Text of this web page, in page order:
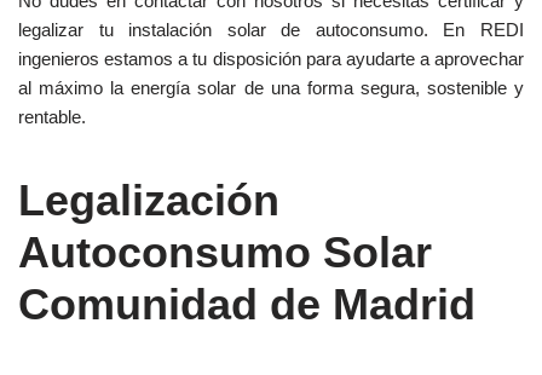
legalizar tu instalación solar de autoconsumo. En REDI
ingenieros estamos a tu disposición para ayudarte a aprovechar
al máximo la energía solar de una forma segura, sostenible y
rentable.
Legalización
Autoconsumo Solar
Comunidad de Madrid